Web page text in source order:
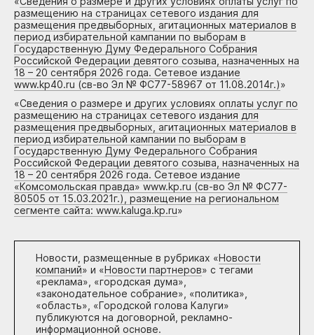
размещению на страницах сетевого издания для
размещения предвыборных, агитационных материалов в
период избирательной кампании по выборам в
Государственную Думу Федерального Собрания
Российской Федерации девятого созыва, назначенных на
18 – 20 сентября 2026 года. Сетевое издание
www.kp40.ru (св-во Эл № ФС77-58967 от 11.08.2014г.)»
«Сведения о размере и других условиях оплаты услуг по
размещению на страницах сетевого издания для
размещения предвыборных, агитационных материалов в
период избирательной кампании по выборам в
Государственную Думу Федерального Собрания
Российской Федерации девятого созыва, назначенных на
18 – 20 сентября 2026 года. Сетевое издание
«Комсомольская правда» www.kp.ru (св-во Эл № ФС77-
80505 от 15.03.2021г.), размещение на региональном
сегменте сайта: www.kaluga.kp.ru»
Новости, размещенные в рубриках «Новости
компаний» и «Новости партнеров» с тегами
«реклама», «городская дума»,
«законодательное собрание», «политика»,
«область», «Городской голова Калуги»
публикуются на договорной, рекламно-
информационной основе.